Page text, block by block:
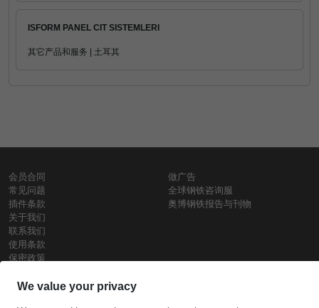
ISFORM PANEL CIT SISTEMLERI
其它产品和服务 | 土耳其
会员合同
常见问题
插件条款
关于我们
联系我们
使用条款
保密政策
做广告
全球钢铁咨询服
奥博钢铁报告与刊物